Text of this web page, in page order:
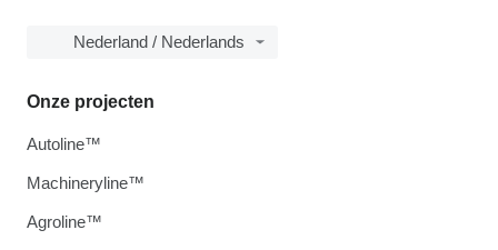
Nederland / Nederlands
Onze projecten
Autoline™
Machineryline™
Agroline™